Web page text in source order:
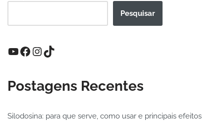
Pesquisar
Postagens Recentes
Silodosina: para que serve, como usar e principais efeitos